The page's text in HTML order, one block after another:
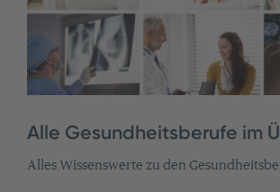
Alle Gesundheitsberufe im
Alles Wissenswerte zu den